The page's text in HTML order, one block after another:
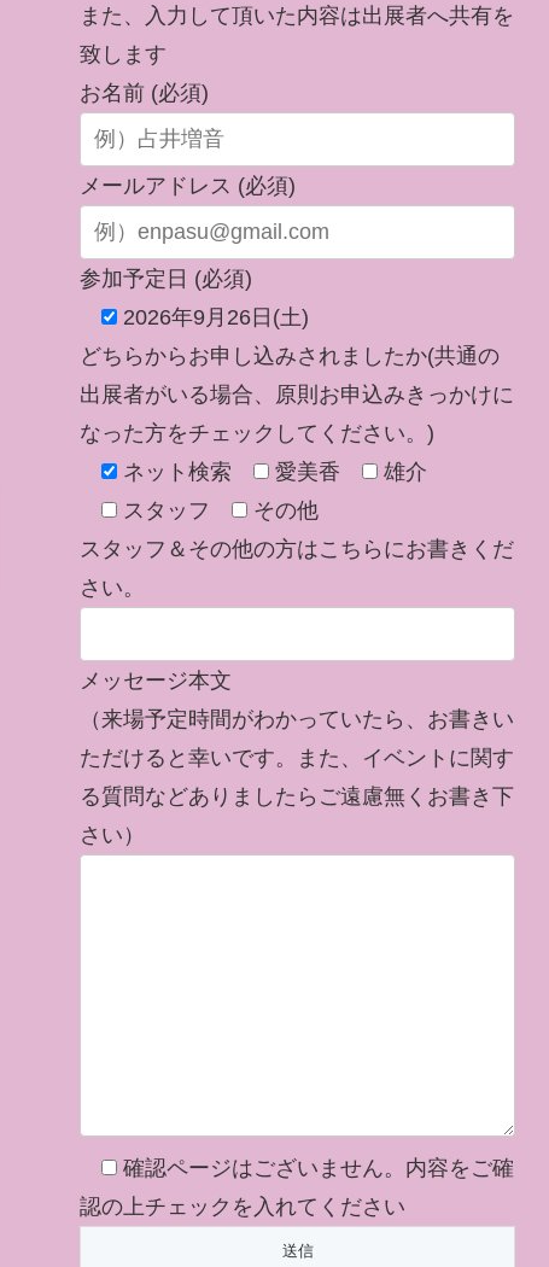
また、入力して頂いた内容は出展者へ共有を
致します
お名前 (必須)
メールアドレス (必須)
参加予定日 (必須)
2026年9月26日(土)
どちらからお申し込みされましたか(共通の
出展者がいる場合、原則お申込みきっかけに
なった方をチェックしてください。)
ネット検索
愛美香
雄介
スタッフ
その他
スタッフ＆その他の方はこちらにお書きくだ
さい。
メッセージ本文
（来場予定時間がわかっていたら、お書きい
ただけると幸いです。また、イベントに関す
る質問などありましたらご遠慮無くお書き下
さい）
確認ページはございません。内容をご確
認の上チェックを入れてください